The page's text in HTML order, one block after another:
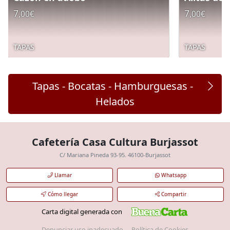
7,00€
TAPAS
7,00€
TAPAS
Tapas - Bocatas - Hamburguesas -
Helados
Cafetería Casa Cultura Burjassot
C/ Mariana Pineda 93-95. 46100-Burjassot
Llamar Whatsapp
Cómo llegar Compartir
Carta digital generada con